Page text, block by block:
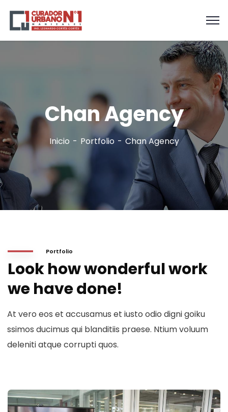
Chan Agency
Inicio Portfolio Chan Agency
Portfolio
Look how wonderful work
we have done!
At vero eos et accusamus et iusto odio digni goiku
ssimos ducimus qui blanditiis praese. Ntium voluum
deleniti atque corrupti quos.